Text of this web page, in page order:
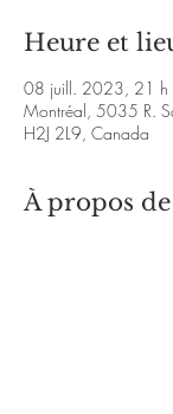
Heure et
08 juill. 2023, 21
Montréal, 5035 R.
H2J 2L9, Canada
À propos